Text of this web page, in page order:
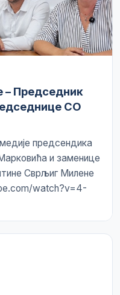
– Председник
СО
предсендика
и заменице
Сврљиг Милене
watch?v=4-